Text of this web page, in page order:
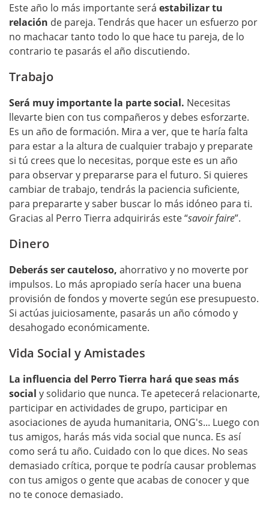
Este año lo más importante será estabilizar tu
relación de pareja. Tendrás que hacer un esfuerzo por
no machacar tanto todo lo que hace tu pareja, de lo
contrario te pasarás el año discutiendo.
Trabajo
Será muy importante la parte social. Necesitas
llevarte bien con tus compañeros y debes esforzarte.
Es un año de formación. Mira a ver, que te haría falta
para estar a la altura de cualquier trabajo y preparate
si tú crees que lo necesitas, porque este es un año
para observar y prepararse para el futuro. Si quieres
cambiar de trabajo, tendrás la paciencia suficiente,
para prepararte y saber buscar lo más idóneo para ti.
Gracias al Perro Tierra adquirirás este “savoir faire”.
Dinero
Deberás ser cauteloso, ahorrativo y no moverte por
impulsos. Lo más apropiado sería hacer una buena
provisión de fondos y moverte según ese presupuesto.
Si actúas juiciosamente, pasarás un año cómodo y
desahogado económicamente.
Vida Social y Amistades
La influencia del Perro Tierra hará que seas más
social y solidario que nunca. Te apetecerá relacionarte,
participar en actividades de grupo, participar en
asociaciones de ayuda humanitaria, ONG's... Luego con
tus amigos, harás más vida social que nunca. Es así
como será tu año. Cuidado con lo que dices. No seas
demasiado crítica, porque te podría causar problemas
con tus amigos o gente que acabas de conocer y que
no te conoce demasiado.